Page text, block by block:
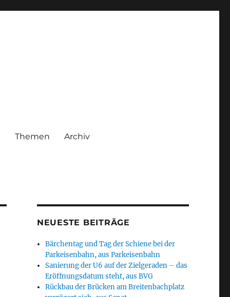
Themen Archiv
NEUESTE BEITRÄGE
Bärchentag und Tag der Schiene bei der
Parkeisenbahn, aus Parkeisenbahn
Sanierung der U6 auf der Zielgeraden – das
Eröffnungsdatum steht, aus BVG
Rückbau der Brücken am Breitenbachplatz